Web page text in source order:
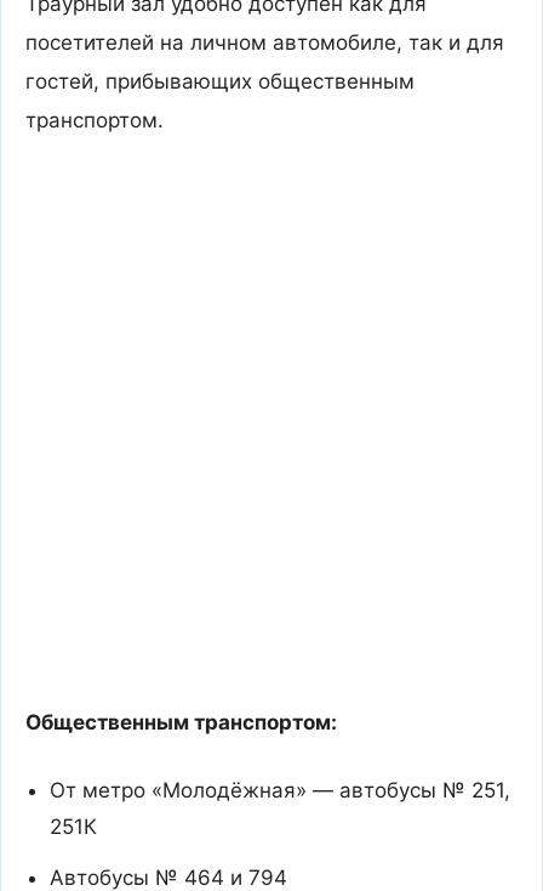
посетителей на личном автомобиле, так и для
гостей, прибывающих общественным
транспортом.
Общественным транспортом:
От метро «Молодёжная» — автобусы № 251,
251К
Автобусы № 464 и 794